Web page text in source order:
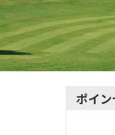
ポイ